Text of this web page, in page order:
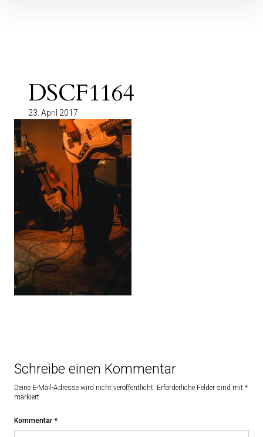
DSCF1164
23. April 2017
Schreibe einen Kommentar
Deine E-Mail-Adresse wird nicht veröffentlicht. Erforderliche Felder sind mit *
markiert
Kommentar *